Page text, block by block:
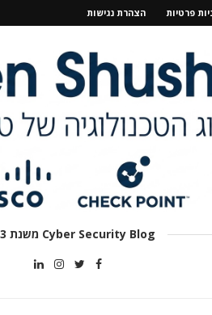
פרטיות הצהרת נגישות
Cyber Security Blog משנת 2013